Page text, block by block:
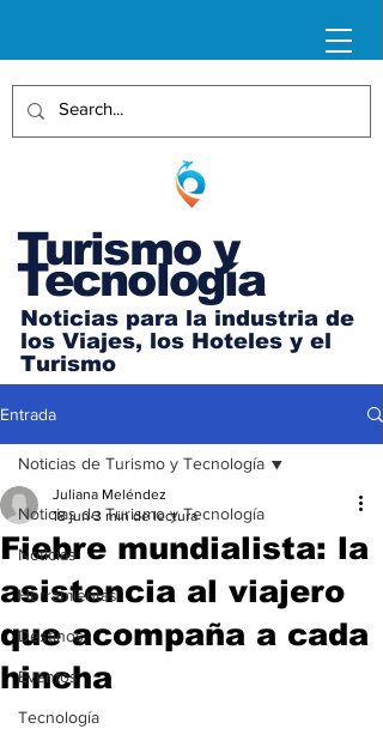
Turismo y
Tecnología
Noticias para la industria de
los Viajes, los Hoteles y el
Turismo
Entrada
Noticias de Turismo y Tecnología
Noticias
Herramientas
Destinos
Eventos
Tecnología
Noticias de Turismo y Tecnología
Fiebre mundialista: la
asistencia al viajero
que acompaña a cada
hincha
Juliana Meléndez
18 jun 3 min de lectura